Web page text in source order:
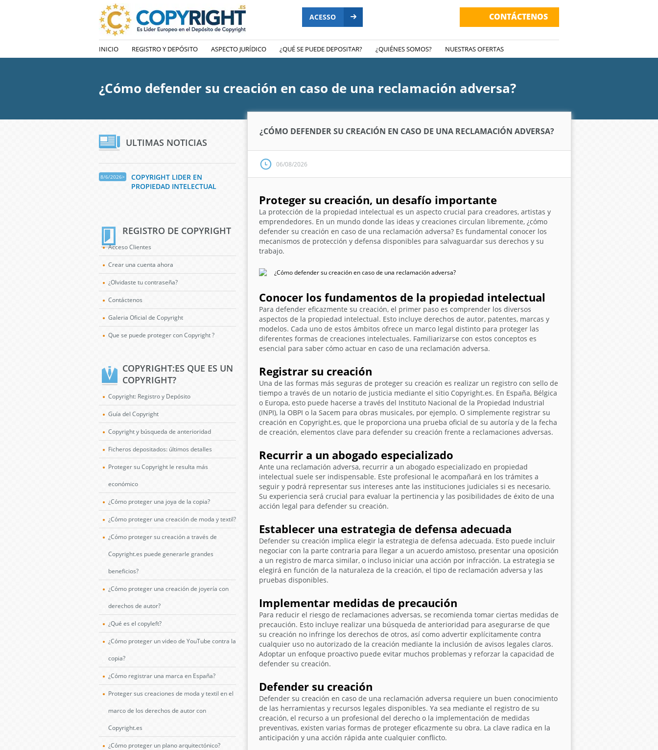
ACESSO CONTÁCTENOS
INICIO REGISTRO Y DEPÓSITO ASPECTO JURÍDICO ¿QUÉ SE PUEDE DEPOSITAR? ¿QUIÉNES SOMOS? NUESTRAS OFERTAS
¿Cómo defender su creación en caso de una reclamación adversa?
ULTIMAS NOTICIAS
8/6/2026>
COPYRIGHT LIDER EN
PROPIEDAD INTELECTUAL
REGISTRO DE COPYRIGHT
Acceso Clientes
Crear una cuenta ahora
¿Olvidaste tu contraseña?
Contáctenos
Galeria Oficial de Copyright
Que se puede proteger con Copyright ?
COPYRIGHT:ES QUE ES UN
COPYRIGHT?
Copyright: Registro y Depósito
Guía del Copyright
Copyright y búsqueda de anterioridad
Ficheros depositados: últimos detalles
Proteger su Copyright le resulta más
económico
¿Cómo proteger una joya de la copia?
¿Cómo proteger una creación de moda y textil?
¿Cómo proteger su creación a través de
Copyright.es puede generarle grandes
beneficios?
¿Cómo proteger una creación de joyería con
derechos de autor?
¿Qué es el copyleft?
¿Cómo proteger un video de YouTube contra la
copia?
¿Cómo registrar una marca en España?
Proteger sus creaciones de moda y textil en el
marco de los derechos de autor con
Copyright.es
¿Cómo proteger un plano arquitectónico?
¿CÓMO DEFENDER SU CREACIÓN EN CASO DE UNA RECLAMACIÓN ADVERSA?
06/08/2026
Proteger su creación, un desafío importante
La protección de la propiedad intelectual es un aspecto crucial para creadores, artistas y
emprendedores. En un mundo donde las ideas y creaciones circulan libremente, ¿cómo
defender su creación en caso de una reclamación adversa? Es fundamental conocer los
mecanismos de protección y defensa disponibles para salvaguardar sus derechos y su
trabajo.
Conocer los fundamentos de la propiedad intelectual
Para defender eficazmente su creación, el primer paso es comprender los diversos
aspectos de la propiedad intelectual. Esto incluye derechos de autor, patentes, marcas y
modelos. Cada uno de estos ámbitos ofrece un marco legal distinto para proteger las
diferentes formas de creaciones intelectuales. Familiarizarse con estos conceptos es
esencial para saber cómo actuar en caso de una reclamación adversa.
Registrar su creación
Una de las formas más seguras de proteger su creación es realizar un registro con sello de
tiempo a través de un notario de justicia mediante el sitio Copyright.es. En España, Bélgica
o Europa, esto puede hacerse a través del Instituto Nacional de la Propiedad Industrial
(INPI), la OBPI o la Sacem para obras musicales, por ejemplo. O simplemente registrar su
creación en Copyright.es, que le proporciona una prueba oficial de su autoría y de la fecha
de creación, elementos clave para defender su creación frente a reclamaciones adversas.
Recurrir a un abogado especializado
Ante una reclamación adversa, recurrir a un abogado especializado en propiedad
intelectual suele ser indispensable. Este profesional le acompañará en los trámites a
seguir y podrá representar sus intereses ante las instituciones judiciales si es necesario.
Su experiencia será crucial para evaluar la pertinencia y las posibilidades de éxito de una
acción legal paradefender su creación.
Establecer una estrategia de defensa adecuada
Defender su creación implica elegir la estrategia de defensa adecuada. Esto puede incluir
negociar con la parte contraria para llegar a un acuerdo amistoso, presentar una oposición
a un registro de marca similar, o incluso iniciar una acción por infracción. La estrategia se
elegirá en función de la naturaleza de la creación, el tipo de reclamación adversa y las
pruebas disponibles.
Implementar medidas de precaución
Para reducir el riesgo de reclamaciones adversas, se recomienda tomar ciertas medidas de
precaución. Esto incluye realizar una búsqueda de anterioridad para asegurarse de que
su creación no infringe los derechos de otros, así como advertir explícitamente contra
cualquier uso no autorizado de la creación mediante la inclusión de avisos legales claros.
Adoptar un enfoque proactivo puede evitar muchos problemas y reforzar la capacidad de
defender su creación.
Defender su creación
Defender su creación en caso de una reclamación adversa requiere un buen conocimiento
de las herramientas y recursos legales disponibles. Ya sea mediante el registro de su
creación, el recurso a un profesional del derecho o la implementación de medidas
preventivas, existen varias formas de proteger eficazmente su obra. La clave radica en la
anticipación y una acción rápida ante cualquier conflicto.